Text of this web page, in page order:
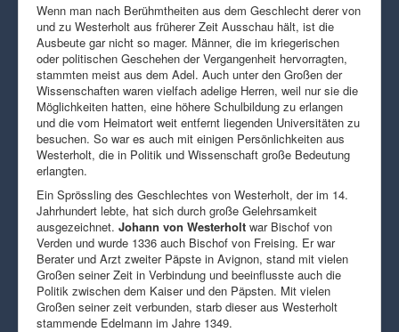
Wenn man nach Berühmtheiten aus dem Geschlecht derer von
und zu Westerholt aus früherer Zeit Ausschau hält, ist die
Ausbeute gar nicht so mager. Männer, die im kriegerischen
oder politischen Geschehen der Vergangenheit hervorragten,
stammten meist aus dem Adel. Auch unter den Großen der
Wissenschaften waren vielfach adelige Herren, weil nur sie die
Möglichkeiten hatten, eine höhere Schulbildung zu erlangen
und die vom Heimatort weit entfernt liegenden Universitäten zu
besuchen. So war es auch mit einigen Persönlichkeiten aus
Westerholt, die in Politik und Wissenschaft große Bedeutung
erlangten.
Ein Sprössling des Geschlechtes von Westerholt, der im 14.
Jahrhundert lebte, hat sich durch große Gelehrsamkeit
ausgezeichnet. Johann von Westerholt war Bischof von
Verden und wurde 1336 auch Bischof von Freising. Er war
Berater und Arzt zweiter Päpste in Avignon, stand mit vielen
Großen seiner Zeit in Verbindung und beeinflusste auch die
Politik zwischen dem Kaiser und den Päpsten. Mit vielen
Großen seiner zeit verbunden, starb dieser aus Westerholt
stammende Edelmann im Jahre 1349.